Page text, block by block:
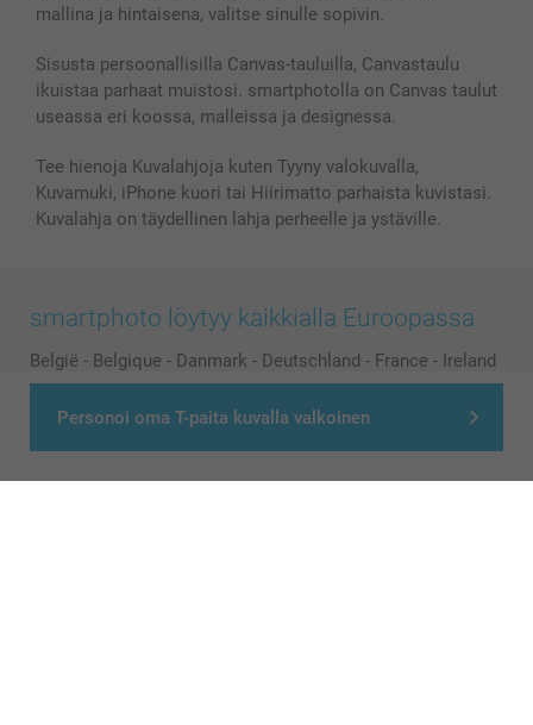
Personoi oma T-paita kuvalla valkoinen
Valokuvakehykset & Lisätarvikkeet
Lahjakortti
Kaikki kuvatuotteet
mallina ja hintaisena, valitse sinulle sopivin.
Sisusta persoonallisilla Canvas-tauluilla, Canvastaulu
ikuistaa parhaat muistosi. smartphotolla on Canvas taulut
useassa eri koossa, malleissa ja designessa.
Tee hienoja Kuvalahjoja kuten Tyyny valokuvalla,
Kuvamuki, iPhone kuori tai Hiirimatto parhaista kuvistasi.
Kuvalahja on täydellinen lahja perheelle ja ystäville.
smartphoto löytyy kaikkialla Euroopassa
België - Belgique - Danmark - Deutschland - France - Ireland
Switzerland - Suomi - Sverige - United Kingdom
Other Countries